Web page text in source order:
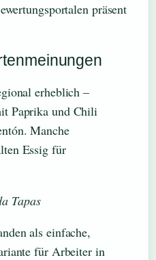
präsent
erheblich –
Paprika und Chili
Manche
Essig für
Tapas
als einfache,
für Arbeiter in